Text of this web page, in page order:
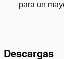
para un
Descargas